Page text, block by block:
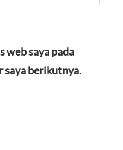
web saya pada
saya berikutnya.